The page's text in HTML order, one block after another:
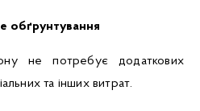
обґрунтування
не потребує додаткових
та інших витрат.